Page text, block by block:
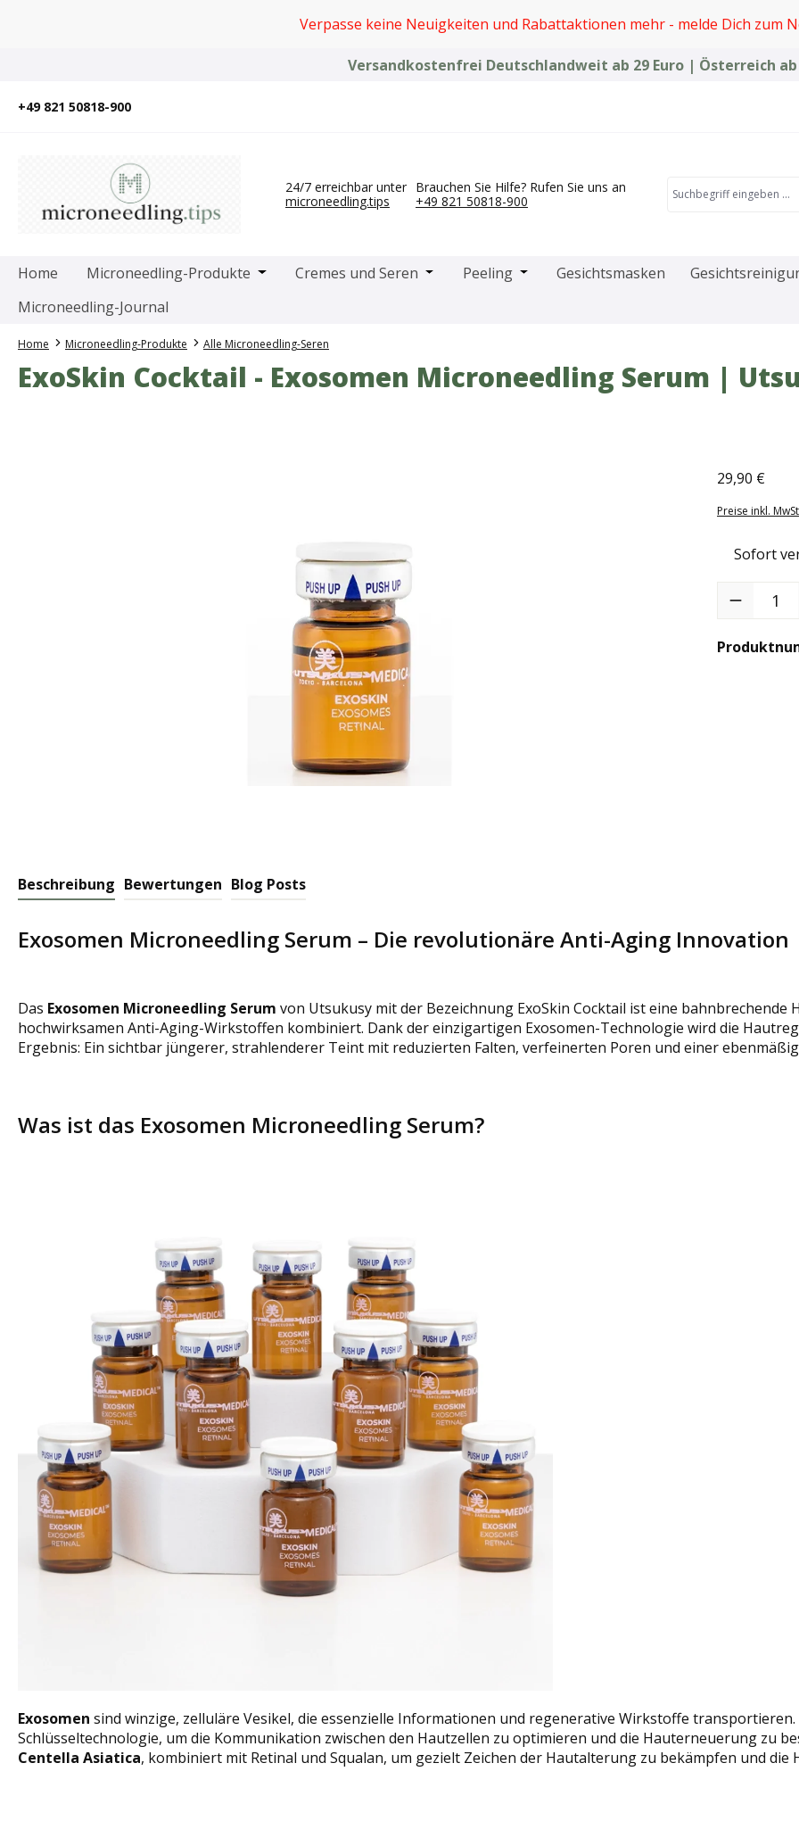
Verpasse keine Neuigkeiten und Rabattaktionen mehr - melde Dich zum
Versandkostenfrei Deutschlandweit ab 29 Euro | Österreich ab
+49 821 50818-900
24/7 erreichbar unter
microneedling.tips
Brauchen Sie Hilfe? Rufen Sie uns an
+49 821 50818-900
Home Microneedling-Produkte Öffne oder Schließe das Dropdown der Kategorie Microneedling-Produkte
Cremes und Seren Öffne oder Schließe das Dropdown der Kategorie
Peeling Öffne oder Schließe das Dropdown der
Gesichtsmasken
Microneedling-Journal
Home Microneedling-Produkte Alle Microneedling-Seren
ExoSkin Cocktail - Exosomen Microneedling Serum |
Regulärer
29,90 €
Preise inkl.
Sofort
Produkt
Beschreibung Bewertungen Blog Posts
Exosomen Microneedling Serum – Die revolutionäre Anti-Aging Innovation
Das Exosomen Microneedling Serum von Utsukusy mit der Bezeichnung ExoSkin Cocktail ist eine
hochwirksamen Anti-Aging-Wirkstoffen kombiniert. Dank der einzigartigen Exosomen-Technologie wird die
Ergebnis: Ein sichtbar jüngerer, strahlenderer Teint mit reduzierten Falten, verfeinerten Poren und einer
Was ist das Exosomen Microneedling Serum?
Exosomen sind winzige, zelluläre Vesikel, die essenzielle Informationen und regenerative Wirkstoffe
Schlüsseltechnologie, um die Kommunikation zwischen den Hautzellen zu optimieren und die Hauterneuerung zu
Centella Asiatica, kombiniert mit Retinal und Squalan, um gezielt Zeichen der Hautalterung zu bekämpfen und